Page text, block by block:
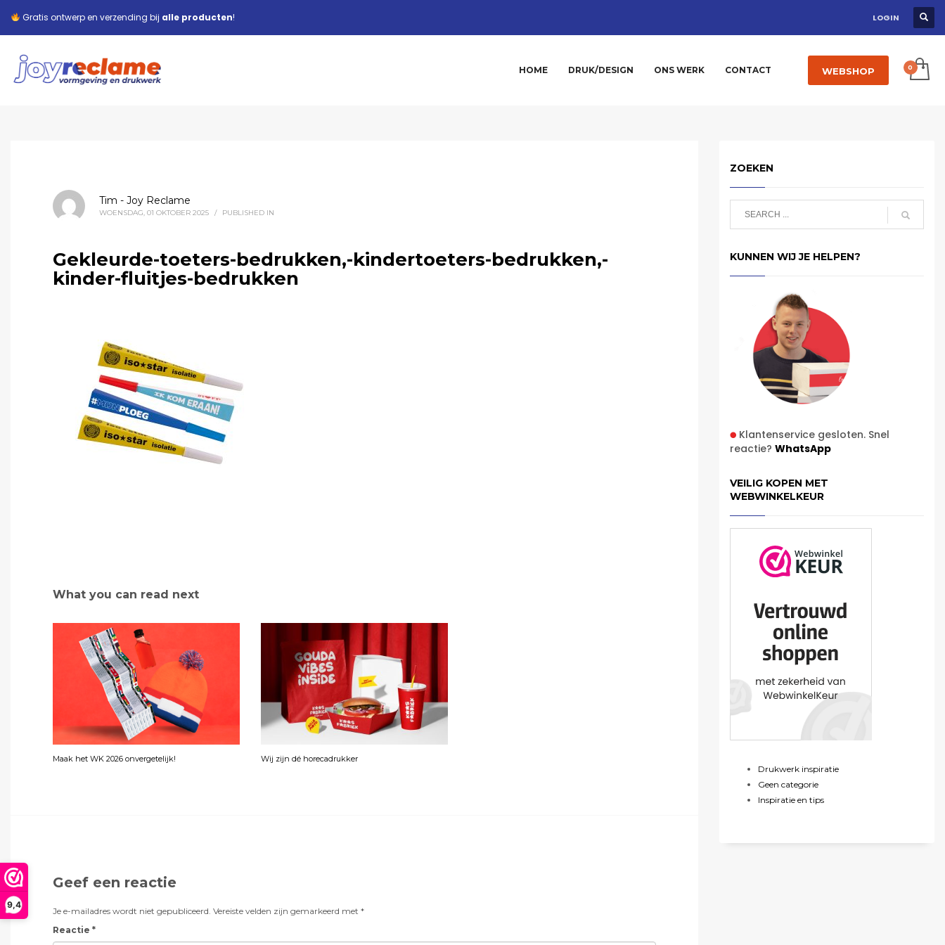
9,4
Gratis ontwerp en verzending bij alle producten! LOGIN
HOME DRUK/DESIGN ONS WERK CONTACT WEBSHOP
Tim - Joy Reclame
WOENSDAG, 01 OKTOBER 2025 / PUBLISHED IN
Gekleurde-toeters-bedrukken,-kindertoeters-bedrukken,-
kinder-fluitjes-bedrukken
What you can read next
Maak het WK 2026 onvergetelijk! Wij zijn dé horecadrukker
Geef een reactie
Je e-mailadres wordt niet gepubliceerd. Vereiste velden zijn gemarkeerd met *
Reactie *
ZOEKEN
KUNNEN WIJ JE HELPEN?
Klantenservice gesloten. Snel
reactie? WhatsApp
VEILIG KOPEN MET
WEBWINKELKEUR
Drukwerk inspiratie
Geen categorie
Inspiratie en tips